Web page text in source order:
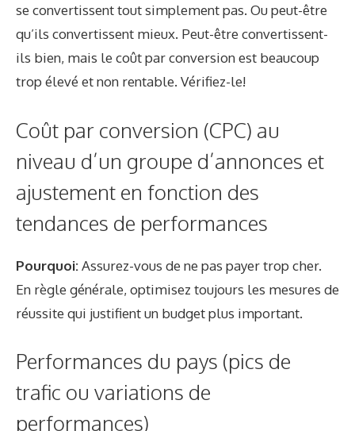
se convertissent tout simplement pas. Ou peut-être
qu’ils convertissent mieux. Peut-être convertissent-
ils bien, mais le coût par conversion est beaucoup
trop élevé et non rentable. Vérifiez-le!
Coût par conversion (CPC) au
niveau d’un groupe d’annonces et
ajustement en fonction des
tendances de performances
Pourquoi:Assurez-vous de ne pas payer trop cher.
En règle générale, optimisez toujours les mesures de
réussite qui justifient un budget plus important.
Performances du pays (pics de
trafic ou variations de
performances)